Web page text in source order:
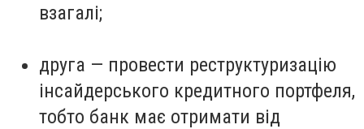
взагалі;
друга — провести реструктуризацію
інсайдерського кредитного портфеля,
тобто банк має отримати від